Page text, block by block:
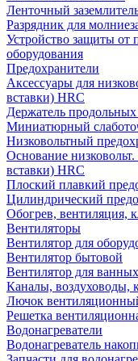
Ленточный
Разрядник для
Устройство защиты от
оборудования
Предохранители
Аксессуары для
вставки) HRC
Держатель
Миниатюрный
Низковольтный
Основание
вставки) HRC
Плоский плавкий
Цилиндрический
Обогрев, вентиляция,
Вентиляторы
Вентилятор для
Вентилятор бытовой
Вентилятор для
Каналы, воздуховоды,
Лючок
Решетка
Водонагреватели
Водонагреватель